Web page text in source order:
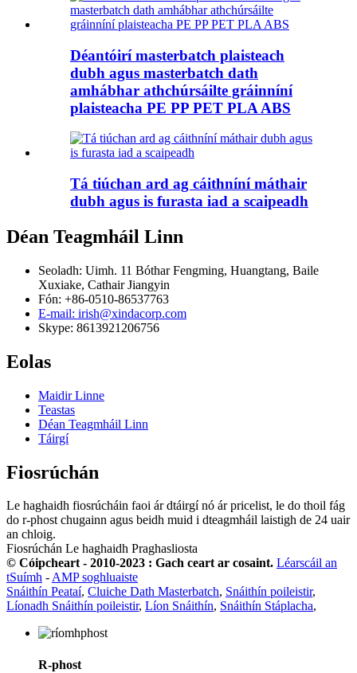
Déantóirí masterbatch plaisteach
dubh agus masterbatch dath
amhábhar athchúrsáilte gráinníní
plaisteacha PE PP PET PLA ABS
Tá tiúchan ard ag cáithníní máthair
dubh agus is furasta iad a scaipeadh
Déan Teagmháil Linn
Seoladh: Uimh. 11 Bóthar Fengming, Huangtang, Baile
Xuxiake, Cathair Jiangyin
Fón: +86-0510-86537763
E-mail: irish@xindacorp.com
Skype: 8613921206756
Eolas
Maidir Linne
Teastas
Déan Teagmháil Linn
Táirgí
Fiosrúchán
Le haghaidh fiosrúcháin faoi ár dtáirgí nó ár pricelist, le do thoil fág
do r-phost chugainn agus beidh muid i dteagmháil laistigh de 24 uair
an chloig.
Fiosrúchán Le haghaidh Praghasliosta
© Cóipcheart - 2010-2023 : Gach ceart ar cosaint. Léarscáil an
tSuímh -AMP soghluaiste
Snáithín Peataí, Cluiche Dath Masterbatch, Snáithín poileistir,
Líonadh Snáithín poileistir, Líon Snáithín, Snáithín Stáplacha,
R-phost